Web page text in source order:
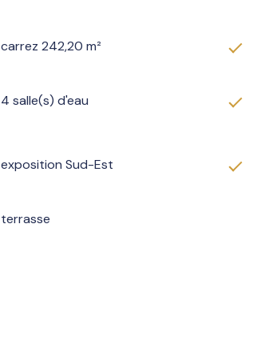
carrez 242,20 m²
4 salle(s) d'eau
exposition Sud-Est
terrasse